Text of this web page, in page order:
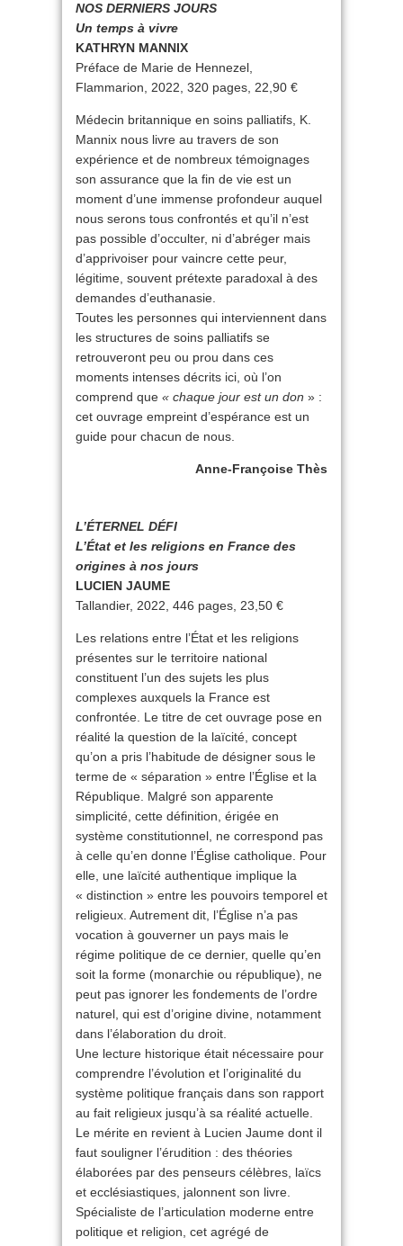
NOS DERNIERS JOURS
Un temps à vivre
KATHRYN MANNIX
Préface de Marie de Hennezel,
Flammarion, 2022, 320 pages, 22,90 €
Médecin britannique en soins palliatifs, K.
Mannix nous livre au travers de son
expérience et de nombreux témoignages
son assurance que la fin de vie est un
moment d’une immense profondeur auquel
nous serons tous confrontés et qu’il n’est
pas possible d’occulter, ni d’abréger mais
d’apprivoiser pour vaincre cette peur,
légitime, souvent prétexte paradoxal à des
demandes d’euthanasie.
Toutes les personnes qui interviennent dans
les structures de soins palliatifs se
retrouveront peu ou prou dans ces
moments intenses décrits ici, où l’on
comprend que « chaque jour est un don » :
cet ouvrage empreint d’espérance est un
guide pour chacun de nous.
Anne-Françoise Thès
L’ÉTERNEL DÉFI
L’État et les religions en France des
origines à nos jours
LUCIEN JAUME
Tallandier, 2022, 446 pages, 23,50 €
Les relations entre l’État et les religions
présentes sur le territoire national
constituent l’un des sujets les plus
complexes auxquels la France est
confrontée. Le titre de cet ouvrage pose en
réalité la question de la laïcité, concept
qu’on a pris l’habitude de désigner sous le
terme de « séparation » entre l’Église et la
République. Malgré son apparente
simplicité, cette définition, érigée en
système constitutionnel, ne correspond pas
à celle qu’en donne l’Église catholique. Pour
elle, une laïcité authentique implique la
« distinction » entre les pouvoirs temporel et
religieux. Autrement dit, l’Église n’a pas
vocation à gouverner un pays mais le
régime politique de ce dernier, quelle qu’en
soit la forme (monarchie ou république), ne
peut pas ignorer les fondements de l’ordre
naturel, qui est d’origine divine, notamment
dans l’élaboration du droit.
Une lecture historique était nécessaire pour
comprendre l’évolution et l’originalité du
système politique français dans son rapport
au fait religieux jusqu’à sa réalité actuelle.
Le mérite en revient à Lucien Jaume dont il
faut souligner l’érudition : des théories
élaborées par des penseurs célèbres, laïcs
et ecclésiastiques, jalonnent son livre.
Spécialiste de l’articulation moderne entre
politique et religion, cet agrégé de